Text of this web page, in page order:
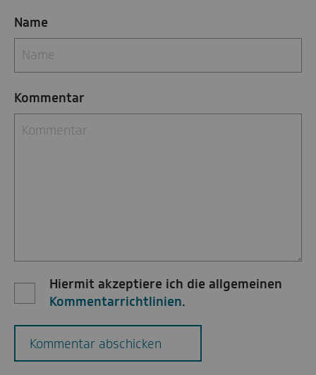
Name
Kommentar
Hiermit akzeptiere ich die allgemeinen
Kommentarrichtlinien.
Kommentar abschicken